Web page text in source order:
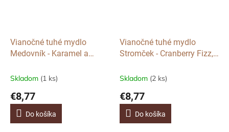
Vianočné tuhé mydlo
Medovník - Karamel a
Skladom (1 ks)
€8,77
Do košíka
Vianočné tuhé mydlo
Stromček - Cranberry Fizz,
Skladom (2 ks)
€8,77
Do košíka